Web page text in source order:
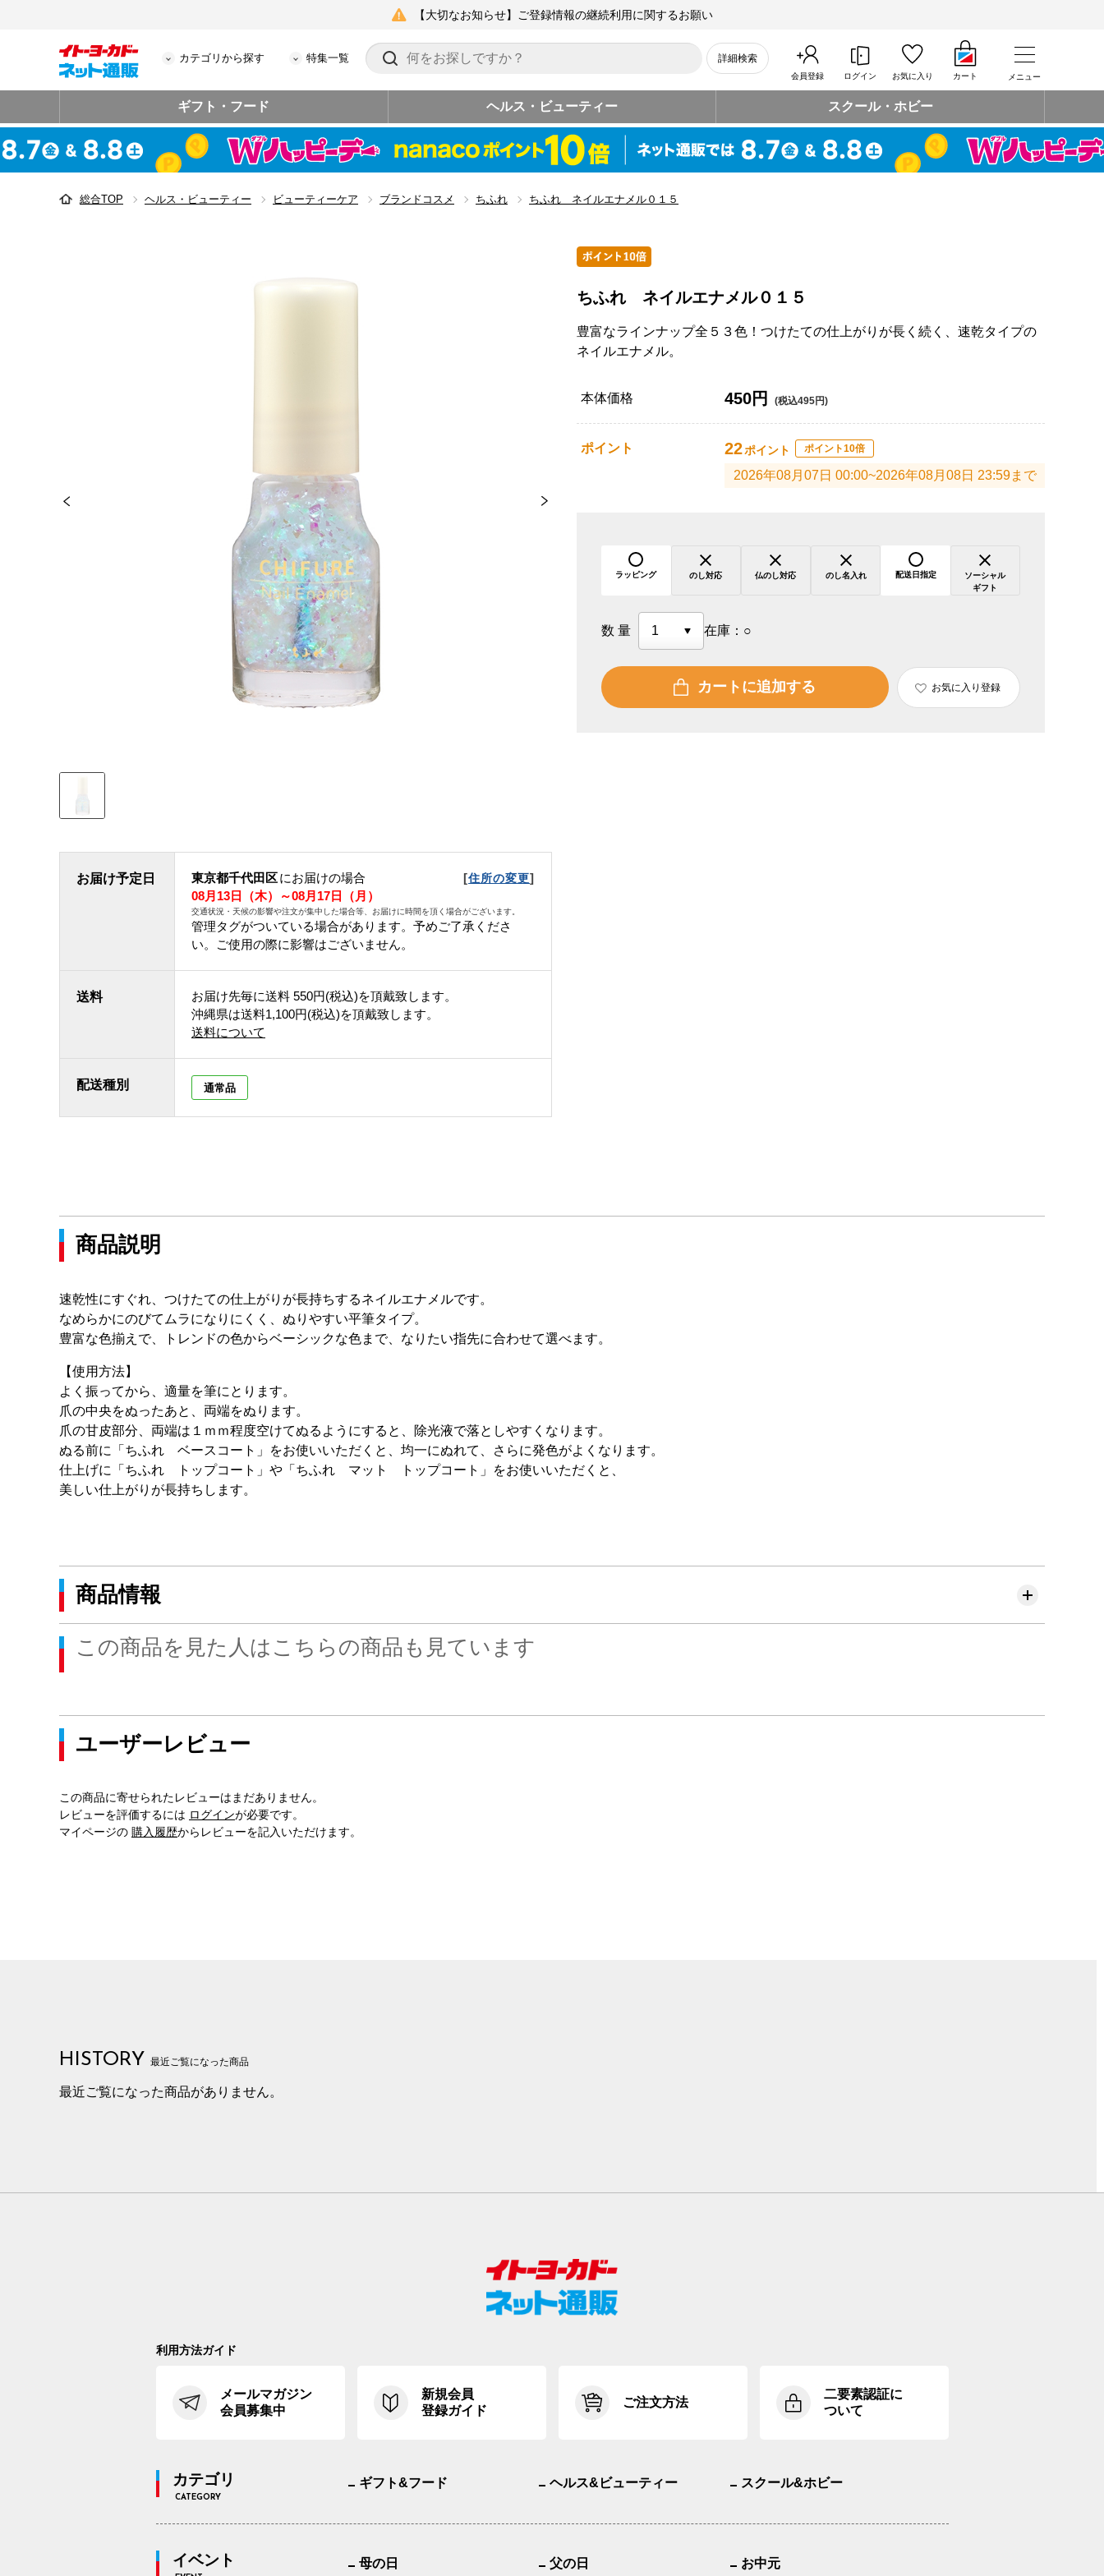
【大切なお知らせ】ご登録情報の継続利用に関するお願い
カテゴリから探す 特集一覧 詳細検索
会員登録 ログイン お気に入り カート メニュー
ギフト・フード ヘルス・ビューティー スクール・ホビー
総合TOP ヘルス・ビューティー ビューティーケア ブランドコスメ ちふれ ちふれ ネイルエナメル０１５
お届け予定日 東京都千代田区にお届けの場合 [住所の変更]
08月13日（木）～08月17日（月）
交通状況・天候の影響や注文が集中した場合等、お届けに時間を頂く場合がございます。
管理タグがついている場合があります。予めご了承くださ
い。ご使用の際に影響はございません。
送料 お届け先毎に送料 550円(税込)を頂戴致します。
沖縄県は送料1,100円(税込)を頂戴致します。
送料について
配送種別 通常品
ちふれ ネイルエナメル０１５
豊富なラインナップ全５３色！つけたての仕上がりが長く続く、速乾タイプの
ネイルエナメル。
本体価格 450円 (税込495円)
ポイント 22ポイント ポイント10倍
2026年08月07日 00:00~2026年08月08日 23:59まで
ラッピング のし対応 仏のし対応 のし名入れ 配送日指定
ソーシャル
ギフト
数量 在庫： ○
カートに追加する お気に入り登録
商品説明
速乾性にすぐれ、つけたての仕上がりが長持ちするネイルエナメルです。
なめらかにのびてムラになりにくく、ぬりやすい平筆タイプ。
豊富な色揃えで、トレンドの色からベーシックな色まで、なりたい指先に合わせて選べます。
【使用方法】
よく振ってから、適量を筆にとります。
爪の中央をぬったあと、両端をぬります。
爪の甘皮部分、両端は１ｍｍ程度空けてぬるようにすると、除光液で落としやすくなります。
ぬる前に「ちふれ ベースコート」をお使いいただくと、均一にぬれて、さらに発色がよくなります。
仕上げに「ちふれ トップコート」や「ちふれ マット トップコート」をお使いいただくと、
美しい仕上がりが長持ちします。
商品情報
この商品を見た人はこちらの商品も見ています
ユーザーレビュー
この商品に寄せられたレビューはまだありません。
レビューを評価するには ログインが必要です。
マイページの 購入履歴からレビューを記入いただけます。
HISTORY 最近ご覧になった商品
最近ご覧になった商品がありません。
利用方法ガイド
メールマガジン
会員募集中
新規会員
登録ガイド
ご注文方法
二要素認証に
ついて
カテゴリ
CATEGORY
ギフト&フード ヘルス&ビューティー スクール&ホビー
イベント 母の日 父の日 お中元